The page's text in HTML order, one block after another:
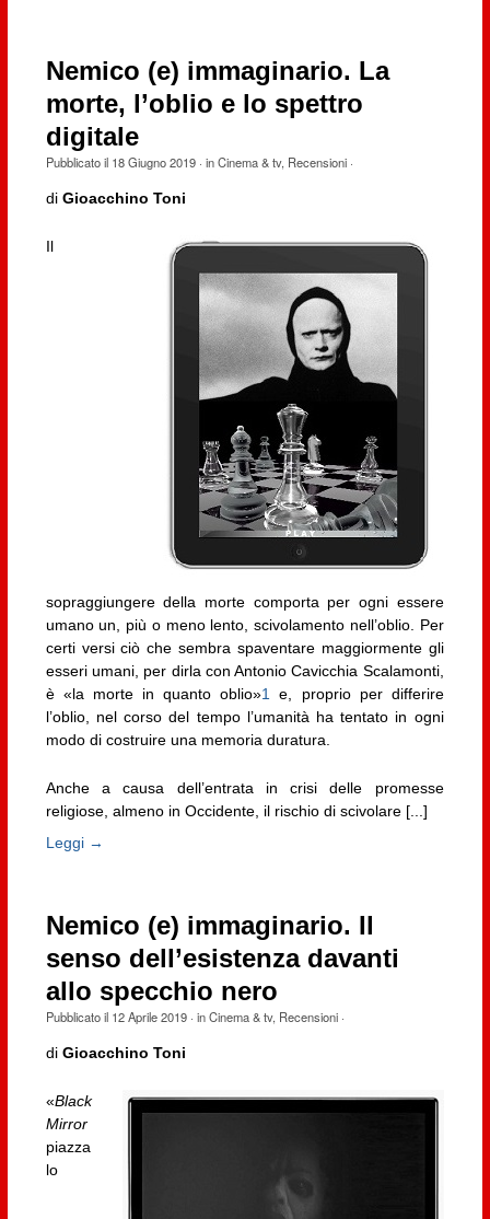
Nemico (e) immaginario. La
morte, l’oblio e lo spettro
digitale
Pubblicato il 18 Giugno 2019· inCinema & tv, Recensioni·
di Gioacchino Toni
Il
sopraggiungere della morte comporta per ogni essere
umano un, più o meno lento, scivolamento nell’oblio. Per
certi versi ciò che sembra spaventare maggiormente gli
esseri umani, per dirla con Antonio Cavicchia Scalamonti,
è «la morte in quanto oblio»1 e, proprio per differire
l’oblio, nel corso del tempo l’umanità ha tentato in ogni
modo di costruire una memoria duratura.
Anche a causa dell’entrata in crisi delle promesse
religiose, almeno in Occidente, il rischio di scivolare [...]
Leggi →
Nemico (e) immaginario. Il
senso dell’esistenza davanti
allo specchio nero
Pubblicato il 12 Aprile 2019· inCinema & tv, Recensioni·
di Gioacchino Toni
«Black
Mirror
piazza
lo